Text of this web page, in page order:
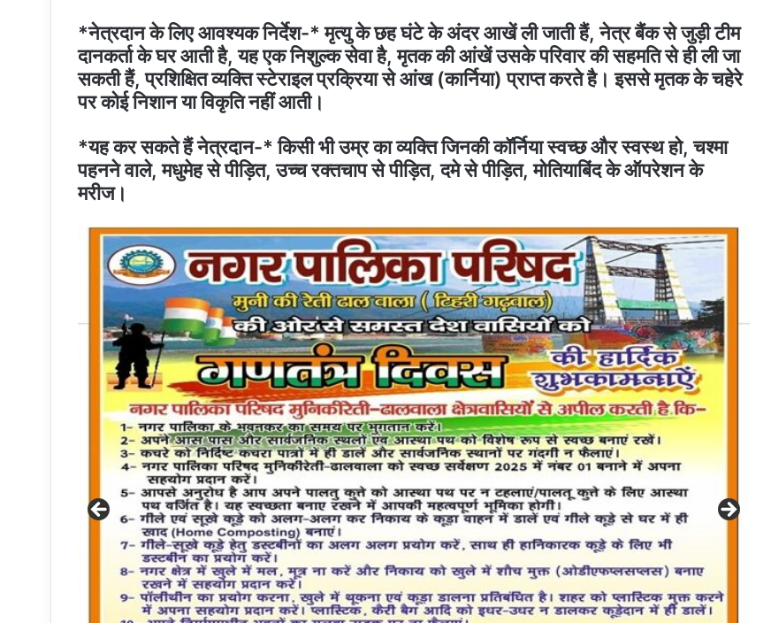
*नेत्रदान के लिए आवश्यक निर्देश-* मृत्यु के छह घंटे के अंदर आखें ली जाती हैं, नेत्र बैंक से जुड़ी टीम
दानकर्ता के घर आती है, यह एक निशुल्क सेवा है, मृतक की आंखें उसके परिवार की सहमति से ही ली जा
सकती हैं, प्रशिक्षित व्यक्ति स्टेराइल प्रक्रिया से आंख (कार्निया) प्राप्त करते है। इससे मृतक के चहेरे
पर कोई निशान या विकृति नहीं आती।
*यह कर सकते हैं नेत्रदान-* किसी भी उम्र का व्यक्ति जिनकी कॉर्निया स्वच्छ और स्वस्थ हो, चश्मा
पहनने वाले, मधुमेह से पीड़ित, उच्च रक्तचाप से पीड़ित, दमे से पीड़ित, मोतियाबिंद के ऑपरेशन के
मरीज।